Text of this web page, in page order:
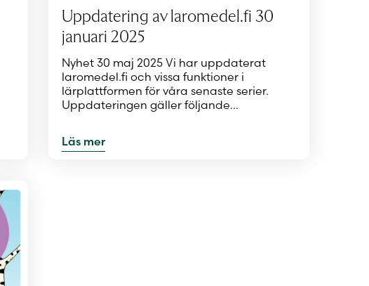
Uppdatering av laromedel.fi 30
januari 2025
Nyhet 30 maj 2025 Vi har uppdaterat
laromedel.fi och vissa funktioner i
lärplattformen för våra senaste serier.
Uppdateringen gäller följande…
Läs mer